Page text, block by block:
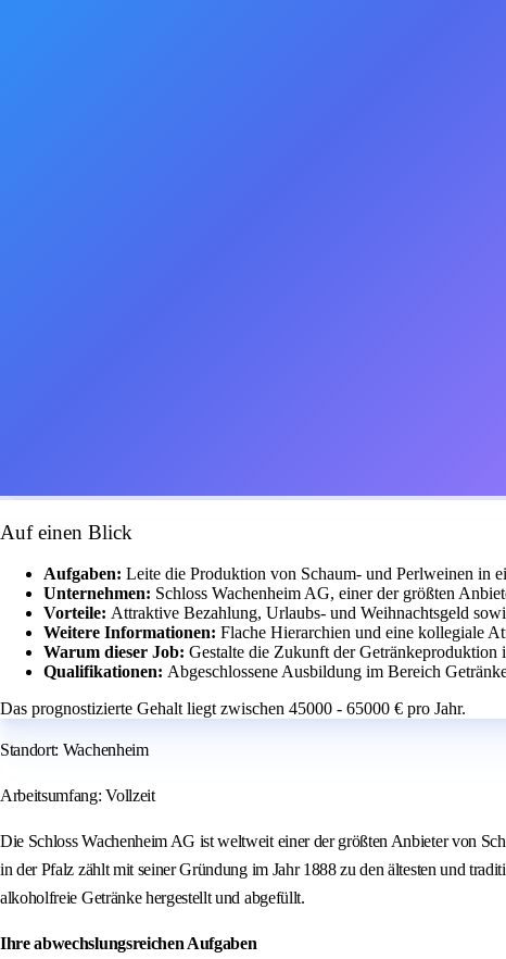
Auf einen Blick
Aufgaben: Leite die Produktion von Schaum- und Perlweinen in
Unternehmen: Schloss Wachenheim AG, einer der größten
Vorteile: Attraktive Bezahlung, Urlaubs- und Weihnachtsgeld
Weitere Informationen: Flache Hierarchien und eine kollegiale
Warum dieser Job: Gestalte die Zukunft der
Qualifikationen: Abgeschlossene Ausbildung im Bereich
Das prognostizierte Gehalt liegt zwischen 45000 - 65000 € pro Jahr.
Standort: Wachenheim
Arbeitsumfang: Vollzeit
Die Schloss Wachenheim AG ist weltweit einer der größten Anbieter von
in der Pfalz zählt mit seiner Gründung im Jahr 1888 zu den ältesten und
alkoholfreie Getränke hergestellt und abgefüllt.
Ihre abwechslungsreichen Aufgaben